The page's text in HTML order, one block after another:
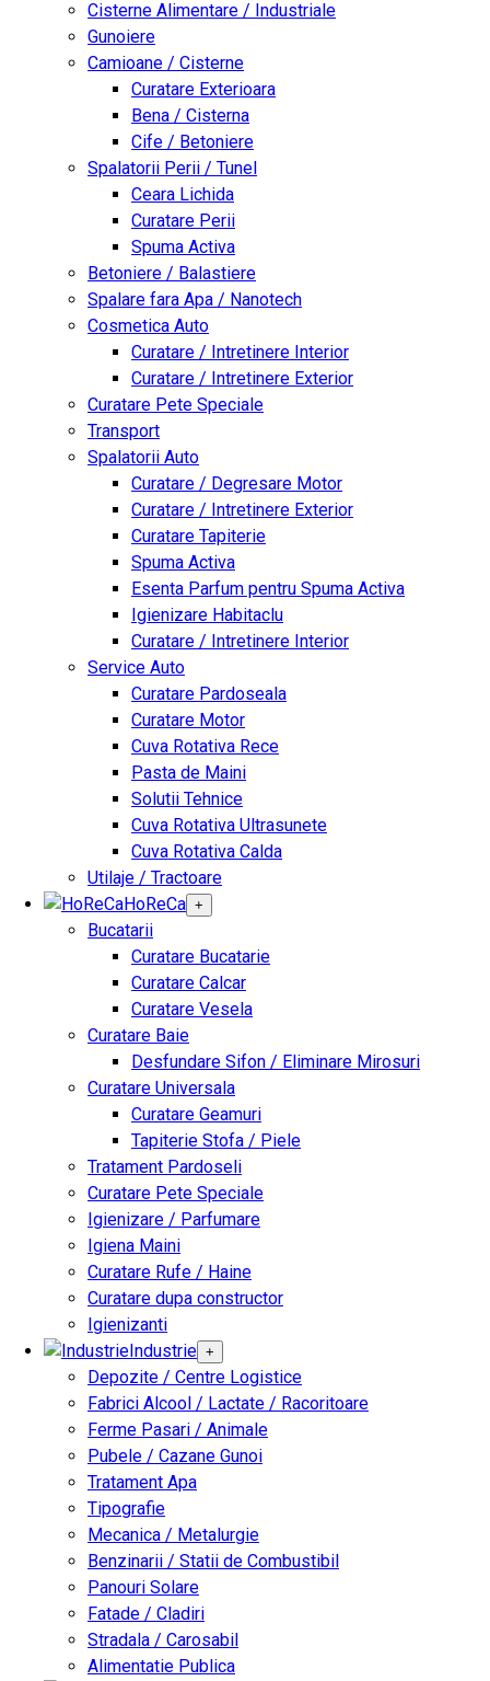
Cisterne Alimentare / Industriale
Gunoiere
Camioane / Cisterne
Curatare Exterioara
Bena / Cisterna
Cife / Betoniere
Spalatorii Perii / Tunel
Ceara Lichida
Curatare Perii
Spuma Activa
Betoniere / Balastiere
Spalare fara Apa / Nanotech
Cosmetica Auto
Curatare / Intretinere Interior
Curatare / Intretinere Exterior
Curatare Pete Speciale
Transport
Spalatorii Auto
Curatare / Degresare Motor
Curatare / Intretinere Exterior
Curatare Tapiterie
Spuma Activa
Esenta Parfum pentru Spuma Activa
Igienizare Habitaclu
Curatare / Intretinere Interior
Service Auto
Curatare Pardoseala
Curatare Motor
Cuva Rotativa Rece
Pasta de Maini
Solutii Tehnice
Cuva Rotativa Ultrasunete
Cuva Rotativa Calda
Utilaje / Tractoare
HoReCa +
Bucatarii
Curatare Bucatarie
Curatare Calcar
Curatare Vesela
Curatare Baie
Desfundare Sifon / Eliminare Mirosuri
Curatare Universala
Curatare Geamuri
Tapiterie Stofa / Piele
Tratament Pardoseli
Curatare Pete Speciale
Igienizare / Parfumare
Igiena Maini
Curatare Rufe / Haine
Curatare dupa constructor
Igienizanti
Industrie +
Depozite / Centre Logistice
Fabrici Alcool / Lactate / Racoritoare
Ferme Pasari / Animale
Pubele / Cazane Gunoi
Tratament Apa
Tipografie
Mecanica / Metalurgie
Benzinarii / Statii de Combustibil
Panouri Solare
Fatade / Cladiri
Stradala / Carosabil
Alimentatie Publica